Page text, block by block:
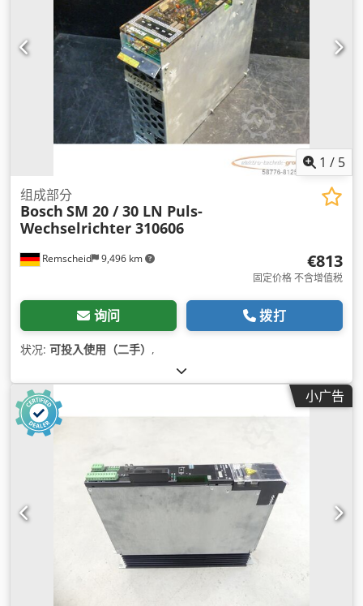
1 / 5
Remscheid 9,496 km
组成部分
Bosch SM 20 / 30 LN Puls-
Wechselrichter 310606
€813
固定价格 不含增值税
询问 拨打
状况: 可投入使用（二手） ,
小广告